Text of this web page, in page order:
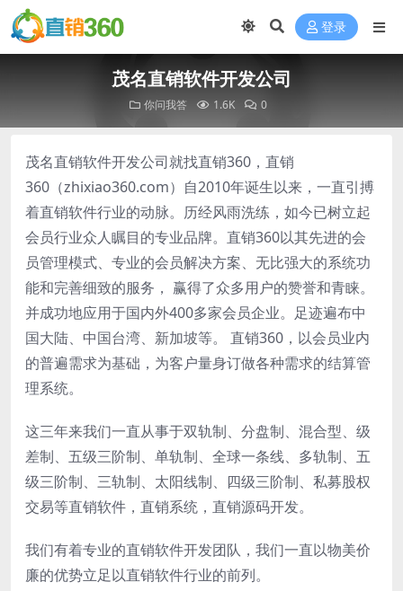
登录
茂名直销软件开发公司
你问我答 1.6K 0
茂名直销软件开发公司就找直销360，直销
360（zhixiao360.com）自2010年诞生以来，一直引搏
着直销软件行业的动脉。历经风雨洗练，如今已树立起
会员行业众人瞩目的专业品牌。直销360以其先进的会
员管理模式、专业的会员解决方案、无比强大的系统功
能和完善细致的服务， 赢得了众多用户的赞誉和青睐。
并成功地应用于国内外400多家会员企业。足迹遍布中
国大陆、中国台湾、新加坡等。 直销360，以会员业内
的普遍需求为基础，为客户量身订做各种需求的结算管
理系统。
这三年来我们一直从事于双轨制、分盘制、混合型、级
差制、五级三阶制、单轨制、全球一条线、多轨制、五
级三阶制、三轨制、太阳线制、四级三阶制、私募股权
交易等直销软件，直销系统，直销源码开发。
我们有着专业的直销软件开发团队，我们一直以物美价
廉的优势立足以直销软件行业的前列。